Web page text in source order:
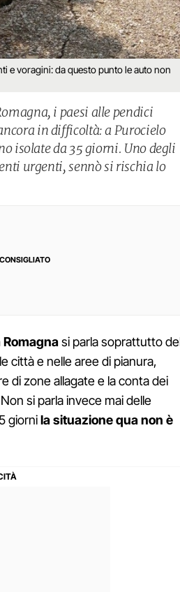
e voragini: da questo punto le auto non
i paesi alle pendici
in difficoltà: a Purocielo
isolate da 35 giorni. Uno degli
urgenti, sennò si rischia lo
Romagnasi parla soprattutto
città e nelle aree di pianura,
di zone allagate e la conta dei
si parla invece mai delle
giornila situazione qua non è